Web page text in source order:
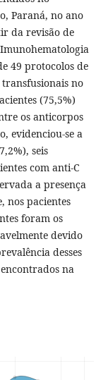
Paraná, no ano
da revisão de
49 protocolos de
no
(75,5%)
os anticorpos
evidenciou-se a
seis
com anti-C
a presença
nos pacientes
foram os
devido
desses
na